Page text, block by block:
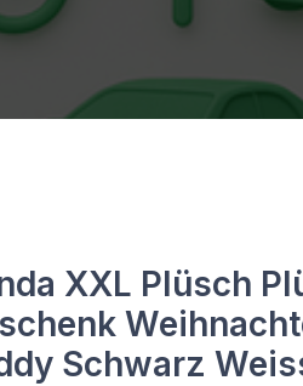
XXL Plüsch
Schwarz